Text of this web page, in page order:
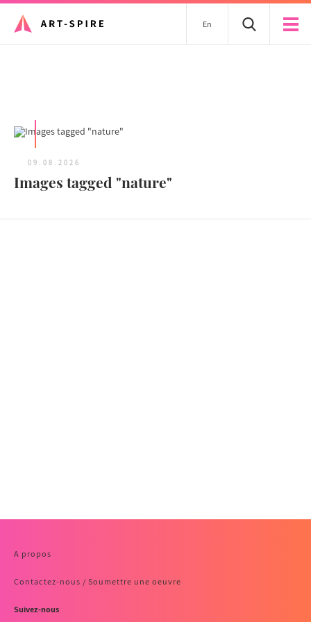
En
09.08.2026
Images tagged "nature"
A propos
Contactez-nous / Soumettre une oeuvre
Suivez-nous